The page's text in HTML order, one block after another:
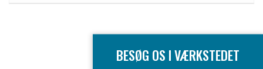
BESØG OS I VÆRKSTEDET